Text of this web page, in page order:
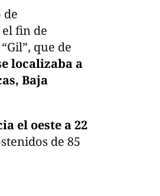
de
fin de
que de
localizaba a
Baja
el oeste a 22
de 85